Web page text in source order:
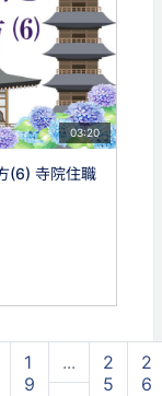
03:20
(6) 寺院住職
1
9
...
2
5
2
6